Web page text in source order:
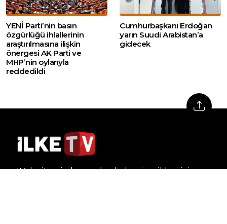
YENİ Parti’nin basın
özgürlüğü ihlallerinin
araştırılmasına ilişkin
önergesi AK Parti ve
MHP’nin oylarıyla
reddedildi
Cumhurbaşkanı Erdoğan
yarın Suudi Arabistan’a
gidecek
Web sitemizde yer alan haber içerikleri izin